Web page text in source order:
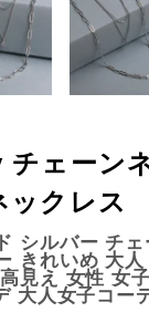
シルバー チェ
きれいめ 大
見え 女性 女
大人女子コー
ェーン
ックレス